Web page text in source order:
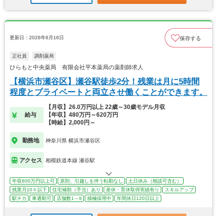
更新日：2026年6月16日 保存する
正社員 調剤薬局
ひらもと中央薬局 有限会社平本薬局の薬剤師求人
【横浜市瀬谷区】瀬谷駅徒歩2分！残業は月に5時間
程度とプライベートと両立させ働くことができます。
給与
【月収】26.0万円以上 22歳～30歳モデル月収
【年収】480万円～620万円
【時給】2,000円～
勤務地 神奈川県 横浜市瀬谷区
アクセス 相模鉄道本線 瀬谷駅
年収600万円以上可 原則、引越しを伴う転勤なし
土日休み（相談可含む）
残業月10ｈ以下
住宅補助（手当）あり 産休・育休取得実績有り
スキルアップ
駅チカ
車通勤可 店舗数1～9 積極採用中 年間休日120日以上